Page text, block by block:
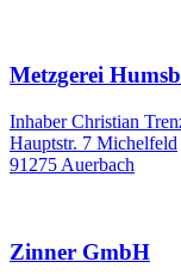
Metzgerei
Inhaber Christian
Hauptstr. 7 Michelfeld
91275 Auerbach
Zinner GmbH